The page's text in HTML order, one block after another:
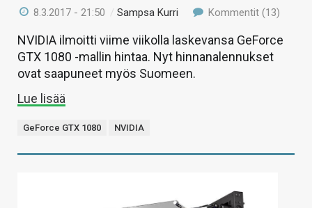
8.3.2017 - 21:50 /Sampsa Kurri Kommentit (13)
NVIDIA ilmoitti viime viikolla laskevansa GeForce
GTX 1080 -mallin hintaa. Nyt hinnanalennukset
ovat saapuneet myös Suomeen.
Lue lisää
GeForce GTX 1080 NVIDIA